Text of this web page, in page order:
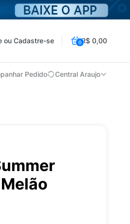
ou Cadastre-se 0R$ 0,00
Pedido Central Araujo